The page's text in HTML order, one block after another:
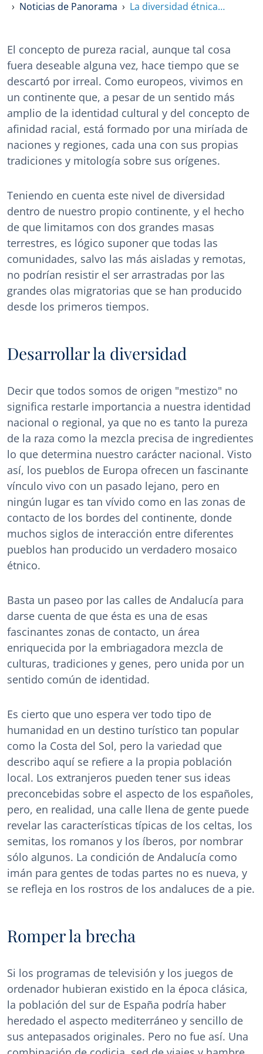
Noticias de Panorama La diversidad étnica…
El concepto de pureza racial, aunque tal cosa
fuera deseable alguna vez, hace tiempo que se
descartó por irreal. Como europeos, vivimos en
un continente que, a pesar de un sentido más
amplio de la identidad cultural y del concepto de
afinidad racial, está formado por una miríada de
naciones y regiones, cada una con sus propias
tradiciones y mitología sobre sus orígenes.
Teniendo en cuenta este nivel de diversidad
dentro de nuestro propio continente, y el hecho
de que limitamos con dos grandes masas
terrestres, es lógico suponer que todas las
comunidades, salvo las más aisladas y remotas,
no podrían resistir el ser arrastradas por las
grandes olas migratorias que se han producido
desde los primeros tiempos.
Desarrollar la diversidad
Decir que todos somos de origen "mestizo" no
significa restarle importancia a nuestra identidad
nacional o regional, ya que no es tanto la pureza
de la raza como la mezcla precisa de ingredientes
lo que determina nuestro carácter nacional. Visto
así, los pueblos de Europa ofrecen un fascinante
vínculo vivo con un pasado lejano, pero en
ningún lugar es tan vívido como en las zonas de
contacto de los bordes del continente, donde
muchos siglos de interacción entre diferentes
pueblos han producido un verdadero mosaico
étnico.
Basta un paseo por las calles de Andalucía para
darse cuenta de que ésta es una de esas
fascinantes zonas de contacto, un área
enriquecida por la embriagadora mezcla de
culturas, tradiciones y genes, pero unida por un
sentido común de identidad.
Es cierto que uno espera ver todo tipo de
humanidad en un destino turístico tan popular
como la Costa del Sol, pero la variedad que
describo aquí se refiere a la propia población
local. Los extranjeros pueden tener sus ideas
preconcebidas sobre el aspecto de los españoles,
pero, en realidad, una calle llena de gente puede
revelar las características típicas de los celtas, los
semitas, los romanos y los íberos, por nombrar
sólo algunos. La condición de Andalucía como
imán para gentes de todas partes no es nueva, y
se refleja en los rostros de los andaluces de a pie.
Romper la brecha
Si los programas de televisión y los juegos de
ordenador hubieran existido en la época clásica,
la población del sur de España podría haber
heredado el aspecto mediterráneo y sencillo de
sus antepasados originales. Pero no fue así. Una